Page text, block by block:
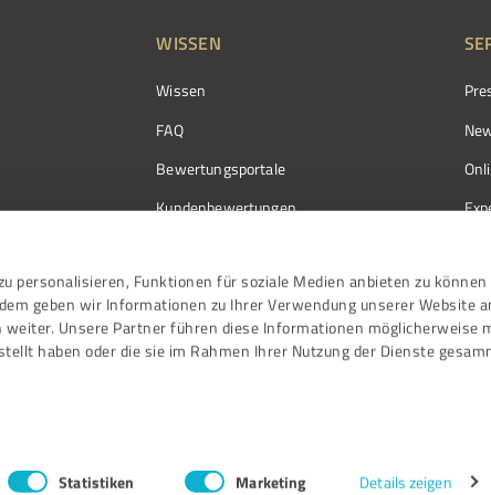
personalisieren, Funktionen für soziale Medien anbieten zu können
geben wir Informationen zu Ihrer Verwendung unserer Website
weiter. Unsere Partner führen diese Informationen möglicherweise
haben oder die sie im Rahmen Ihrer Nutzung der Dienste
Statistiken Marketing Details zeigen
WISSEN
Wissen
FAQ
Bewertungsportale
Kundenbewertungen
Bewertungs­richtlinien
Events